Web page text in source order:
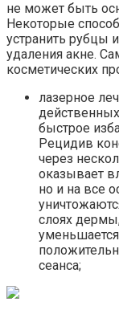
не может быть
Некоторые
устранить рубцы
удаления акне.
косметических
лазерное
действенных
быстрое
Рецидив
через
оказывает
но и на все
слоях
сеанса;